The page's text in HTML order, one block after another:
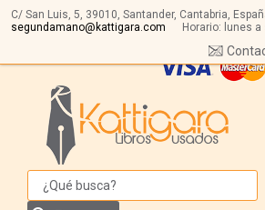
C/ San Luis, 5, 39010, Santander, Cantabria,
segundamano@kattigara.com
Horario: lunes